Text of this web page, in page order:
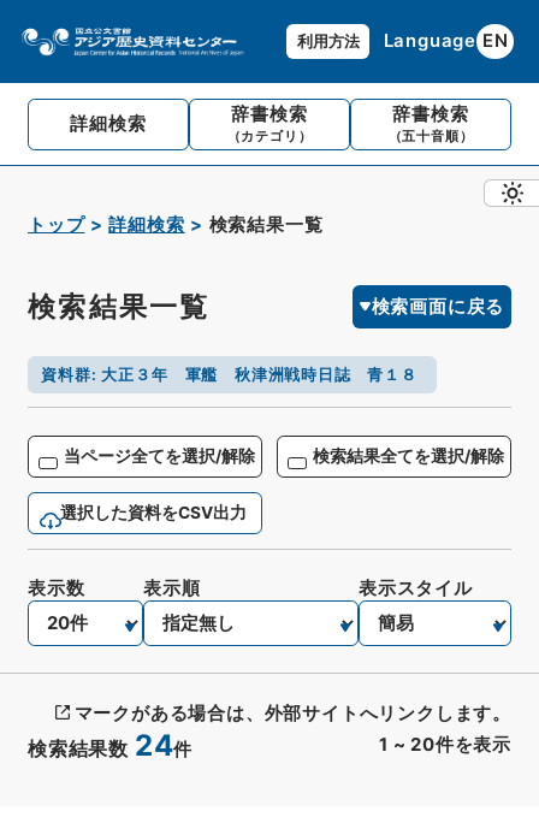
利用方法 Language EN
詳細検索 辞書検索
（カテゴリ）
辞書検索
（五十音順）
トップ 詳細検索 検索結果一覧
検索結果一覧 検索画面に戻る
資料群:大正３年 軍艦 秋津洲戦時日誌 青１８
当ページ全てを選択/解除 検索結果全てを選択/解除
選択した資料をCSV出力
検索結果数 24件 1 ~ 20件を表示
表示数 表示順 表示スタイル
マークがある場合は、外部サイトへリンクします。